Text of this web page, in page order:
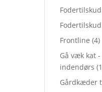
Frontline (4)
Gå væk kat
indendørs
Gårdkæder